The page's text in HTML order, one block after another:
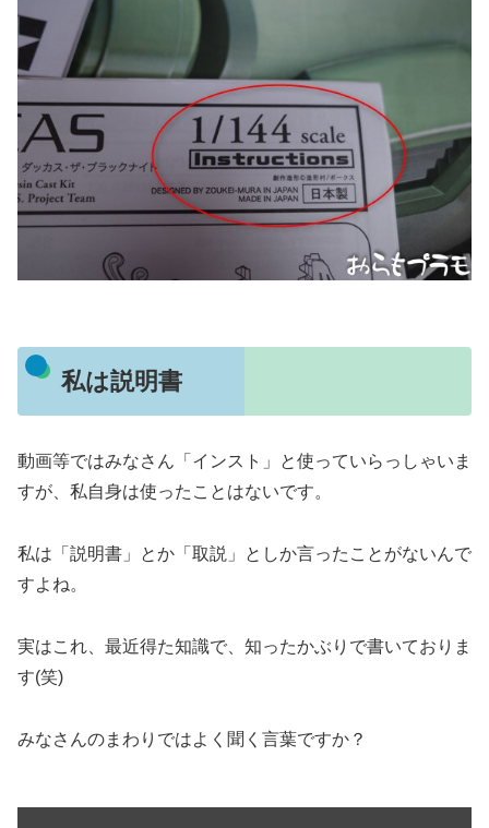
私は説明書
動画等ではみなさん「インスト」と使っていらっしゃいま
すが、私自身は使ったことはないです。
私は「説明書」とか「取説」としか言ったことがないんで
すよね。
実はこれ、最近得た知識で、知ったかぶりで書いておりま
す(笑)
みなさんのまわりではよく聞く言葉ですか？